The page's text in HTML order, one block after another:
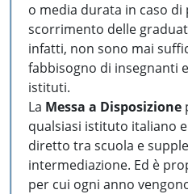
o media durata in caso
scorrimento delle
infatti, non sono mai
fabbisogno di insegnanti
istituti.
La Messa a Disposizione
qualsiasi istituto italiano
diretto tra scuola e
intermediazione. Ed è
per cui ogni anno